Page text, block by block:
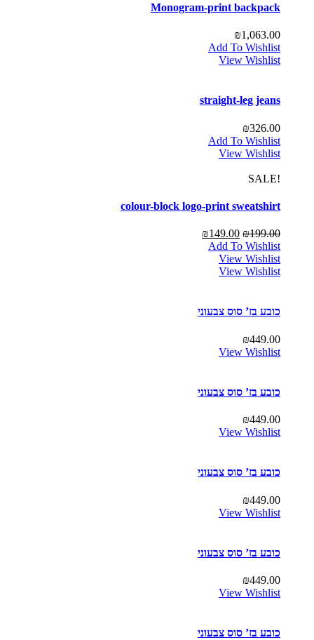
Monogram-print backpack
₪1,063.00
Add To Wishlist
View Wishlist
straight-leg jeans
₪326.00
Add To Wishlist
View Wishlist
!SALE
colour-block logo-print sweatshirt
₪199.00
₪149.00
Add To Wishlist
View Wishlist
View Wishlist
כובע בז’ סוס צבעוני
₪449.00
View Wishlist
כובע בז’ סוס צבעוני
₪449.00
View Wishlist
כובע בז’ סוס צבעוני
₪449.00
View Wishlist
כובע בז’ סוס צבעוני
₪449.00
View Wishlist
כובע בז’ סוס צבעוני